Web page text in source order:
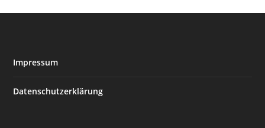
Impressum
Datenschutzerklärung